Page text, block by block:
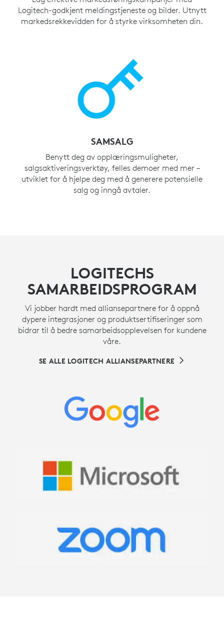
Logitech-godkjent meldingstjeneste og bilder. Utnytt
markedsrekkevidden for å styrke virksomheten din.
SAMSALG
Benytt deg av opplæringsmuligheter,
salgsaktiveringsverktøy, felles demoer med mer –
utviklet for å hjelpe deg med å generere potensielle
salg og inngå avtaler.
LOGITECHS
SAMARBEIDSPROGRAM
Vi jobber hardt med alliansepartnere for å oppnå
dypere integrasjoner og produktsertifiseringer som
bidrar til å bedre samarbeidsopplevelsen for kundene
våre.
SE ALLE LOGITECH ALLIANSEPARTNERE